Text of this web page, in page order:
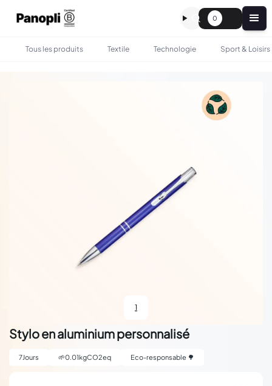
0
Tous les produits Textile Technologie Sport & Loisirs
1
Stylo en aluminium personnalisé
7Jours 🌱0.01kgCO2eq Eco-responsable 🌳